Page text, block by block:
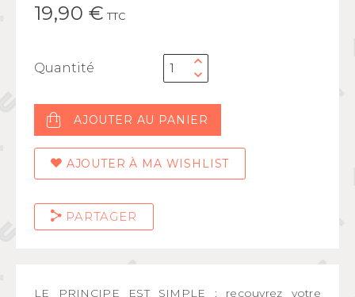
19,90 € TTC
Quantité
AJOUTER AU PANIER
AJOUTER À MA WISHLIST
PARTAGER
LE PRINCIPE EST SIMPLE : recouvrez votre